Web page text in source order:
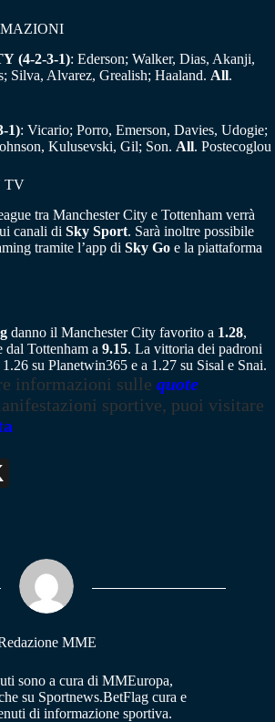
(4-2-3-1): Ederson; Walker, Dias, Akanji,
Silva, Alvarez, Grealish; Haaland. All.
1): Vicario; Porro, Emerson, Davies, Udogie;
Kulusevski, Gil; Son. All. Postecoglou
TV
tra Manchester City e Tottenham verrà
canali di Sky Sport. Sarà inoltre possibile
tramite l’app di Sky Go e la piattaforma
danno il Manchester City favorito a 1.28,
dal Tottenham a 9.15. La vittoria dei padroni
su Planetwin365 e a 1.27 su Sisal e Snai.
informazioni sulle quote
sportive, puoi visitare
MME
sono a cura di MMEuropa,
su Sportnews.BetFlag cura e
di informazione sportiva.